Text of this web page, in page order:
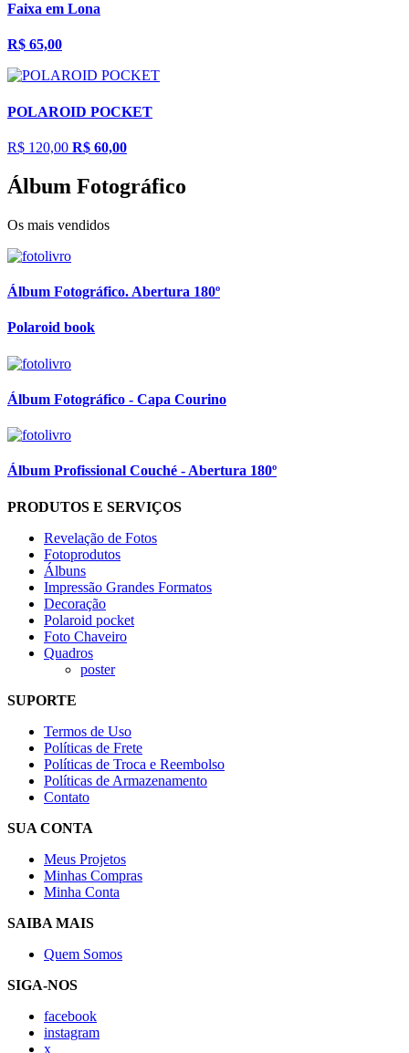
Faixa em Lona
R$ 65,00
POLAROID POCKET
R$ 120,00 R$ 60,00
Álbum Fotográfico
Os mais vendidos
Álbum Fotográfico. Abertura 180º
Polaroid book
Álbum Fotográfico - Capa Courino
Álbum Profissional Couché - Abertura 180º
PRODUTOS E SERVIÇOS
Revelação de Fotos
Fotoprodutos
Álbuns
Impressão Grandes Formatos
Decoração
Polaroid pocket
Foto Chaveiro
Quadros
poster
SUPORTE
Termos de Uso
Políticas de Frete
Políticas de Troca e Reembolso
Políticas de Armazenamento
Contato
SUA CONTA
Meus Projetos
Minhas Compras
Minha Conta
SAIBA MAIS
Quem Somos
SIGA-NOS
facebook
instagram
x